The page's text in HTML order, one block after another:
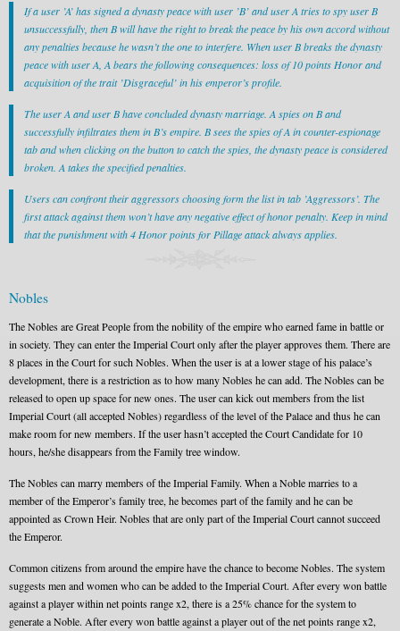
If a user ’A’ has signed a dynasty peace with user ’B’ and user A tries to spy user B
unsuccessfully, then B will have the right to break the peace by his own accord without
any penalties because he wasn’t the one to interfere. When user B breaks the dynasty
peace with user A, A bears the following consequences: loss of 10 points Honor and
acquisition of the trait ’Disgraceful’ in his emperor’s profile.
The user A and user B have concluded dynasty marriage. A spies on B and
successfully infiltrates them in B’s empire. B sees the spies of A in counter-espionage
tab and when clicking on the button to catch the spies, the dynasty peace is considered
broken. A takes the specified penalties.
Users can confront their aggressors choosing form the list in tab ’Aggressors’. The
first attack against them won’t have any negative effect of honor penalty. Keep in mind
that the punishment with 4 Honor points for Pillage attack always applies.
Nobles
The Nobles are Great People from the nobility of the empire who earned fame in battle or
in society. They can enter the Imperial Court only after the player approves them. There are
8 places in the Court for such Nobles. When the user is at a lower stage of his palace’s
development, there is a restriction as to how many Nobles he can add. The Nobles can be
released to open up space for new ones. The user can kick out members from the list
Imperial Court (all accepted Nobles) regardless of the level of the Palace and thus he can
make room for new members. If the user hasn’t accepted the Court Candidate for 10
hours, he/she disappears from the Family tree window.
The Nobles can marry members of the Imperial Family. When a Noble marries to a
member of the Emperor’s family tree, he becomes part of the family and he can be
appointed as Crown Heir. Nobles that are only part of the Imperial Court cannot succeed
the Emperor.
Common citizens from around the empire have the chance to become Nobles. The system
suggests men and women who can be added to the Imperial Court. After every won battle
against a player within net points range x2, there is a 25% chance for the system to
generate a Noble. After every won battle against a player out of the net points range x2,